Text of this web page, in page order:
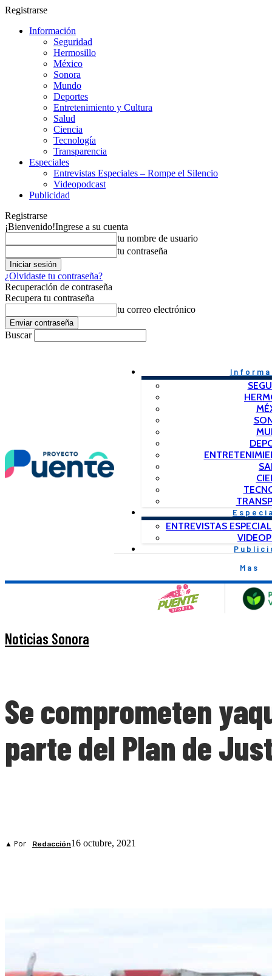
Registrarse
Información
Seguridad
Hermosillo
México
Sonora
Mundo
Deportes
Entretenimiento y Cultura
Salud
Ciencia
Tecnología
Transparencia
Especiales
Entrevistas Especiales – Rompe el Silencio
Videopodcast
Publicidad
Registrarse
¡Bienvenido!Ingrese a su cuenta
tu nombre de usuario
tu contraseña
¿Olvidaste tu contraseña?
Recuperación de contraseña
Recupera tu contraseña
tu correo electrónico
Buscar
ENTREVISTAS
Mas
Noticias Sonora
Se comprometen
parte del Plan de
▲ Por Redacción16 octubre, 2021